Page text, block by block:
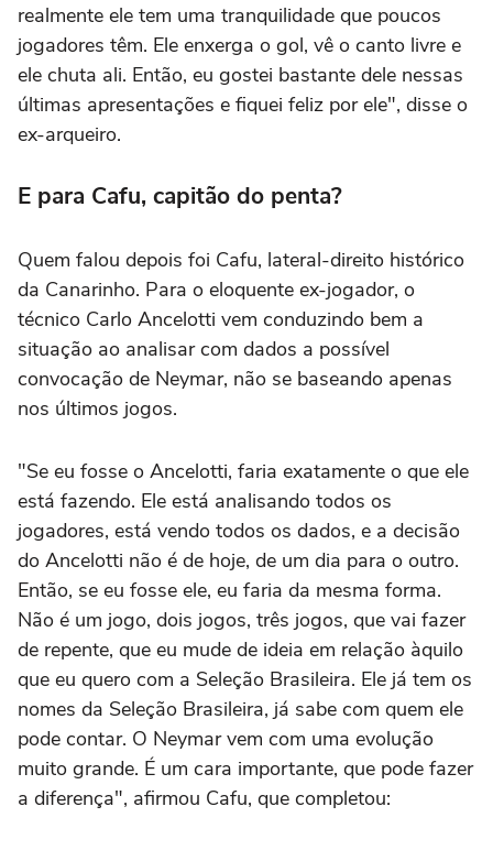
realmente ele tem uma tranquilidade que poucos
jogadores têm. Ele enxerga o gol, vê o canto livre e
ele chuta ali. Então, eu gostei bastante dele nessas
últimas apresentações e fiquei feliz por ele", disse o
ex-arqueiro.
E para Cafu, capitão do penta?
Quem falou depois foi Cafu, lateral-direito histórico
da Canarinho. Para o eloquente ex-jogador, o
técnico Carlo Ancelotti vem conduzindo bem a
situação ao analisar com dados a possível
convocação de Neymar, não se baseando apenas
nos últimos jogos.
"Se eu fosse o Ancelotti, faria exatamente o que ele
está fazendo. Ele está analisando todos os
jogadores, está vendo todos os dados, e a decisão
do Ancelotti não é de hoje, de um dia para o outro.
Então, se eu fosse ele, eu faria da mesma forma.
Não é um jogo, dois jogos, três jogos, que vai fazer
de repente, que eu mude de ideia em relação àquilo
que eu quero com a Seleção Brasileira. Ele já tem os
nomes da Seleção Brasileira, já sabe com quem ele
pode contar. O Neymar vem com uma evolução
muito grande. É um cara importante, que pode fazer
a diferença", afirmou Cafu, que completou: